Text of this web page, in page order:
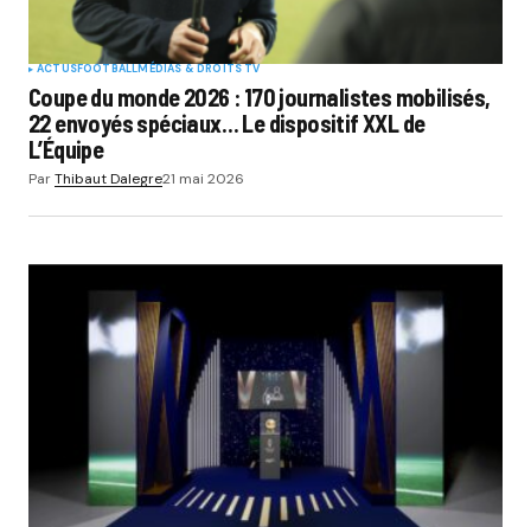
ACTUSFOOTBALLMÉDIAS & DROITS TV
Coupe du monde 2026 : 170 journalistes mobilisés,
22 envoyés spéciaux… Le dispositif XXL de
L’Équipe
ParThibaut Dalegre21 mai 2026